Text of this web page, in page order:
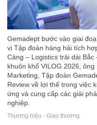
Gemadept bước vào giai
vị Tập đoàn hàng hải tích
Cảng – Logistics trải dài
khuôn khổ VILOG 2026,
Marketing, Tập đoàn
Review về lợi thế trong việc
ứng và cung cấp các giải
nghiệp.
Thương hiệu - Giao thương